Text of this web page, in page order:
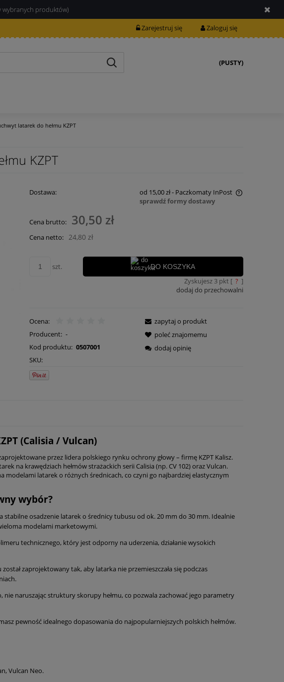
wybranych produktów)
Zarejestruj się Zaloguj się
(PUSTY)
latarek do hełmu KZPT
KZPT
Dostawa: od 15,00 zł- Paczkomaty InPost
Cena nie zawiera ewentualnych kosztów
płatności
sprawdź formy dostawy
Cena brutto: 30,50 zł
Cena netto: 24,80 zł
szt. DO KOSZYKA
Zyskujesz 3pkt [ ? ]
dodaj do przechowalni
Ocena:
Producent: -
Kod produktu: 0507001
SKU:
zapytaj o produkt
poleć znajomemu
dodaj opinię
(Calisia / Vulcan)
przez lidera polskiego rynku ochrony głowy – firmę KZPT Kalisz.
na krawędziach hełmów strażackich serii Calisia (np. CV 102) oraz Vulcan.
modelami latarek o różnych średnicach, co czyni go najbardziej elastycznym
wybór?
stabilne osadzenie latarek o średnicy tubusu od ok.20 mm do 30 mm. Idealnie
modelami marketowymi.
technicznego, który jest odporny na uderzenia, działanie wysokich
zaprojektowany tak, aby latarka nie przemieszczała się podczas
nie naruszając struktury skorupy hełmu, co pozwala zachować jego parametry
pewność idealnego dopasowania do najpopularniejszych polskich hełmów.
Vulcan Neo.